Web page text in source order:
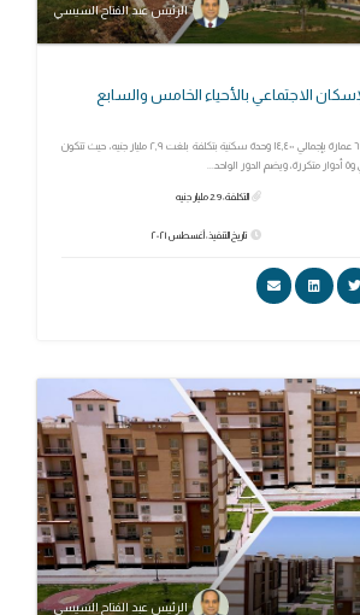
الرئيس عبد الفتاح السيسي
الاجتماعي بالأحياء الخامس والسابع
تم الانتهاء من تنفيذ ٦٠٠ عمارة بإجمالي ١٤,٤٠٠ وحدة سكنية بتكلفة بلغت ٢,٩ مليار جنيه، حيث تتكون
التكلفة: 2.9 مليار جنيه
تاريخ التنفيذ: أغسطس ٢٠٢١
الرئيس عبد الفتاح السيسي